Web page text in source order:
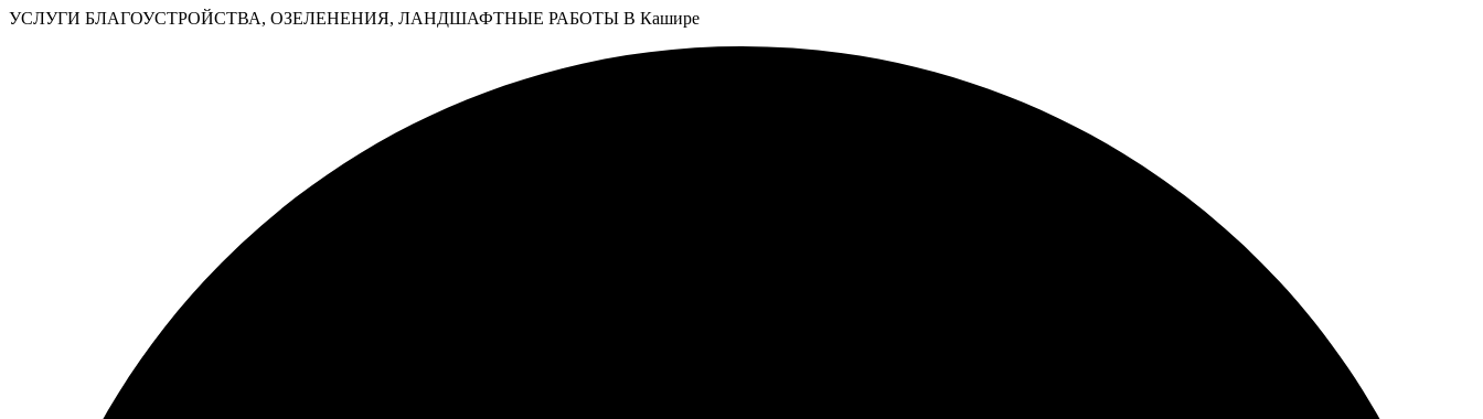
УСЛУГИ БЛАГОУСТРОЙСТВА, ОЗЕЛЕНЕНИЯ, ЛАНДШАФТНЫЕ РАБОТЫ В Кашире